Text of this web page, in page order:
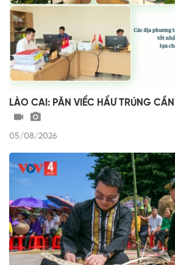
LÀO CAI: PĂN VIỂC HẨƯ TRÚNG
05/08/2026